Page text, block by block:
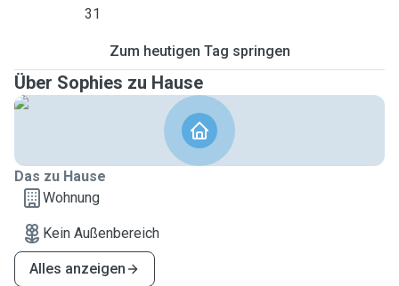
31
Zum heutigen Tag springen
Über Sophies zu Hause
Das zu Hause
Wohnung
Kein Außenbereich
Alles anzeigen